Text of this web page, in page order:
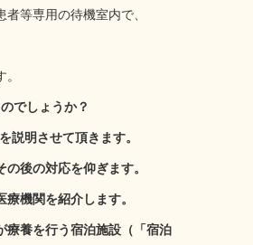
専用の待機室内で、
でしょうか？
説明させて頂きます。
後の対応を仰ぎます。
機関を紹介します。
療養を行う宿泊施設（「宿泊